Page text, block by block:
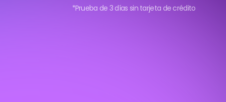
*Prueba de 3 días sin tarjeta de crédito